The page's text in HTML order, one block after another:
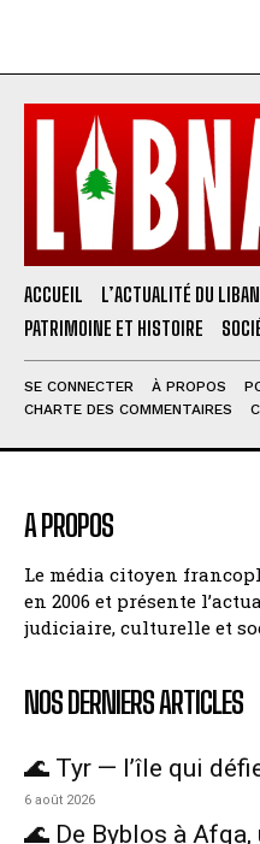
ACCUEIL L’ACTUALITÉ DU LIBAN
PATRIMOINE ET HISTOIRE
SE CONNECTER À PROPOS
CHARTE DES COMMENTAIRES
A PROPOS
Le média citoyen
en 2006 et présente
judiciaire, culturelle et
NOS DERNIERS ARTICLES
🌊 Tyr — l’île qui
6 août 2026
🌊 De Byblos à